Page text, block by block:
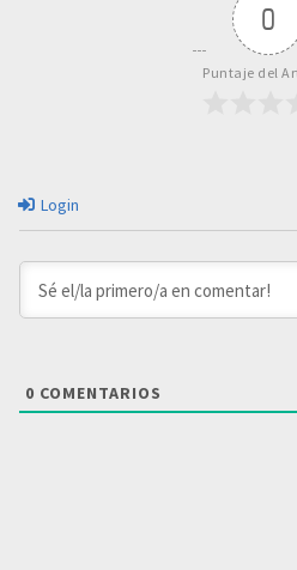
0
Puntaje del
Login
0 COMENTARIOS